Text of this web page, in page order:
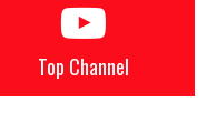
Top Channel